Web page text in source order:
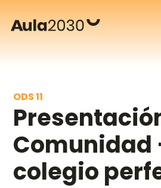
ODS 11
Comunidad
colegio